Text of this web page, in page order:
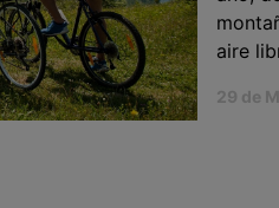
aire
29 de